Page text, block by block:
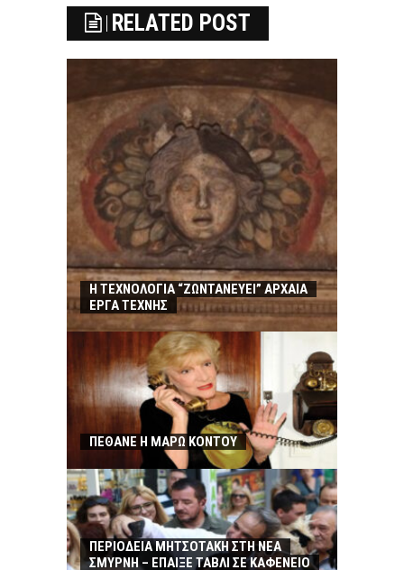
RELATED POST
Η ΤΕΧΝΟΛΟΓΙΑ “ΖΩΝΤΑΝΕΥΕΙ” ΑΡΧΑΙΑ
ΕΡΓΑ ΤΕΧΝΗΣ
ΠΕΘΑΝΕ Η ΜΑΡΩ ΚΟΝΤΟΥ
ΠΕΡΙΟΔΕΙΑ ΜΗΤΣΟΤΑΚΗ ΣΤΗ ΝΕΑ
ΣΜΥΡΝΗ – ΕΠΑΙΞΕ ΤΑΒΛΙ ΣΕ ΚΑΦΕΝΕΙΟ